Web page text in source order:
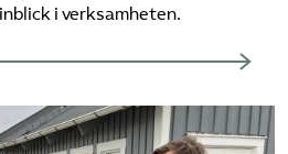
i verksamheten.